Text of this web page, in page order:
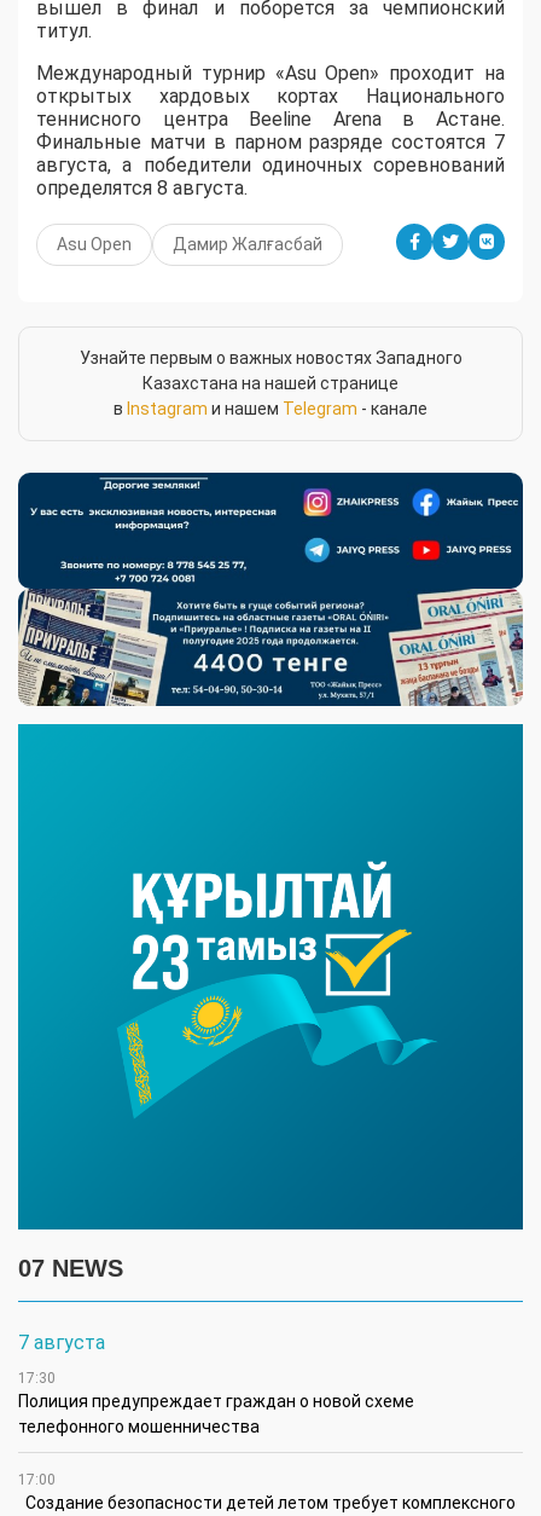
вышел в финал и поборется за чемпионский
титул.
Международный турнир «Asu Open» проходит на
открытых хардовых кортах Национального
теннисного центра Beeline Arena в Астане.
Финальные матчи в парном разряде состоятся 7
августа, а победители одиночных соревнований
определятся 8 августа.
Asu Open Дамир Жалғасбай
Узнайте первым о важных новостях Западного
Казахстана на нашей странице
в Instagram и нашем Telegram - канале
07 NEWS
7 августа
17:30
Полиция предупреждает граждан о новой схеме
телефонного мошенничества
17:00
Создание безопасности детей летом требует комплексного